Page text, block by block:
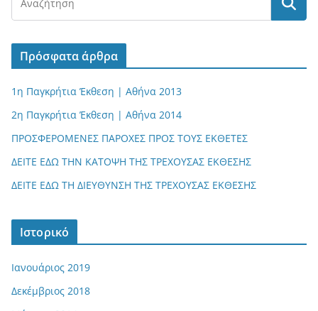
Πρόσφατα άρθρα
1η Παγκρήτια Έκθεση | Αθήνα 2013
2η Παγκρήτια Έκθεση | Αθήνα 2014
ΠΡΟΣΦΕΡΟΜΕΝΕΣ ΠΑΡΟΧΕΣ ΠΡΟΣ ΤΟΥΣ ΕΚΘΕΤΕΣ
ΔΕΙΤΕ ΕΔΩ ΤΗΝ ΚΑΤΟΨΗ ΤΗΣ ΤΡΕΧΟΥΣΑΣ ΕΚΘΕΣΗΣ
ΔΕΙΤΕ ΕΔΩ ΤΗ ΔΙΕΥΘΥΝΣΗ ΤΗΣ ΤΡΕΧΟΥΣΑΣ ΕΚΘΕΣΗΣ
Ιστορικό
Ιανουάριος 2019
Δεκέμβριος 2018